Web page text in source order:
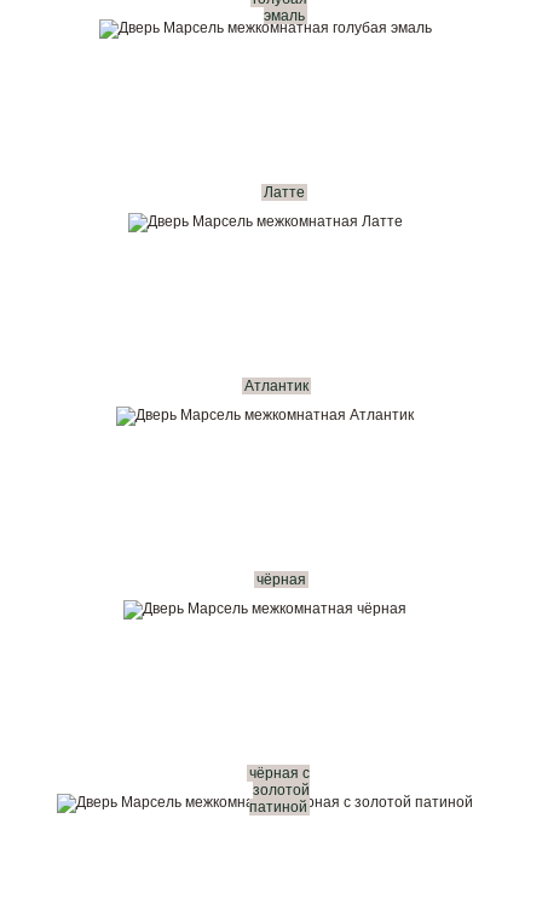
эмаль
Латте
Атлантик
чёрная
чёрная с
золотой
патиной